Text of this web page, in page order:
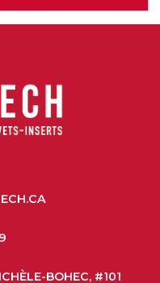
BOHEC, #101